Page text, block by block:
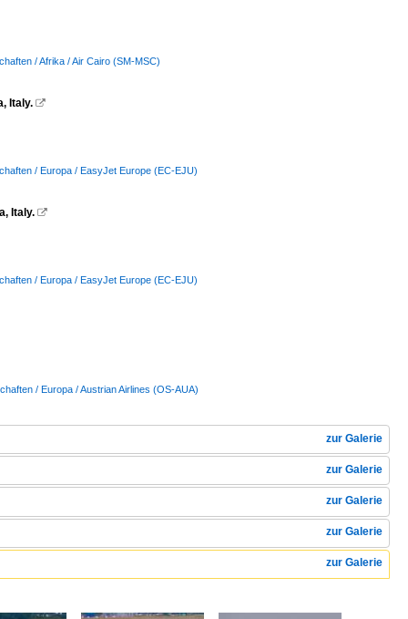
/ Afrika / Air Cairo (SM-MSC)
Italy. 
/ Europa / EasyJet Europe (EC-EJU)
Italy. 
/ Europa / EasyJet Europe (EC-EJU)
/ Europa / Austrian Airlines (OS-AUA)
zur Galerie
zur Galerie
zur Galerie
zur Galerie
zur Galerie